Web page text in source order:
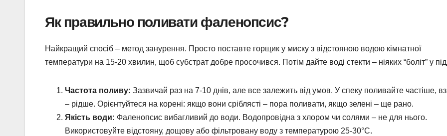
Як правильно поливати фаленопсис?
Найкращий спосіб – метод занурення. Просто поставте горщик у миску з відстояною водою кімнатної
температури на 15-20 хвилин, щоб субстрат добре просочився. Потім дайте воді стекти – ніяких “боліт” у
Частота поливу: Зазвичай раз на 7-10 днів, але все залежить від умов. У спеку поливайте частіше,
– рідше. Орієнтуйтеся на корені: якщо вони сріблясті – пора поливати, якщо зелені – ще рано.
Якість води: Фаленопсис вибагливий до води. Водопровідна з хлором чи солями – не для нього.
Використовуйте відстояну, дощову або фільтровану воду з температурою 25-30°C.